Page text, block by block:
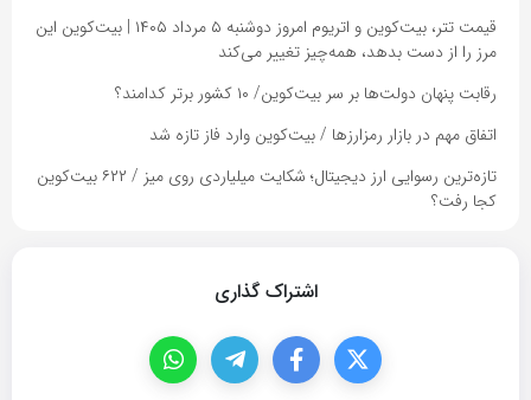
قیمت تتر، بیت‌کوین و اتریوم امروز دوشنبه ۵ مرداد ۱۴۰۵ | بیت‌کوین این
مرز را از دست بدهد، همه‌چیز تغییر می‌کند
رقابت پنهان دولت‌ها بر سر بیت‌کوین/ ۱۰ کشور برتر کدامند؟
اتفاق مهم در بازار رمزارزها / بیت‌کوین وارد فاز تازه شد
تازه‌ترین رسوایی ارز دیجیتال؛ شکایت میلیاردی روی میز / ۶۲۲ بیت‌کوین
کجا رفت؟
اشتراک گذاری